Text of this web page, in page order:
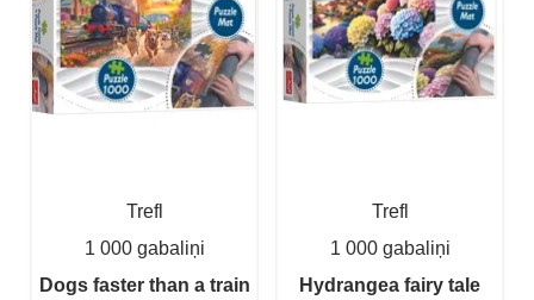
Trefl
1 000 gabaliņi
Dogs faster than a train
Trefl
1 000 gabaliņi
Hydrangea fairy tale